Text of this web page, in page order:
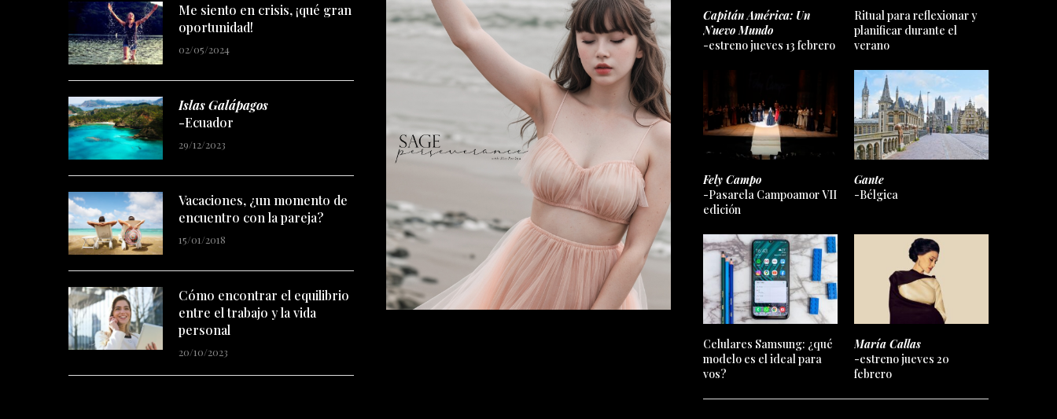
Me siento en crisis, ¡qué gran
oportunidad!
02/05/2024
Islas Galápagos
-Ecuador
29/12/2023
Vacaciones, ¿un momento de
encuentro con la pareja?
15/01/2018
Cómo encontrar el equilibrio
entre el trabajo y la vida
personal
20/10/2023
Capitán América: Un
Nuevo Mundo
-estreno jueves 13 febrero
Ritual para reflexionar y
planificar durante el
verano
Fely Campo
-Pasarela Campoamor VII
edición
Gante
-Bélgica
Celulares Samsung: ¿qué
modelo es el ideal para
vos?
María Callas
-estreno jueves 20
febrero